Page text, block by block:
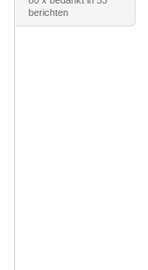
berichten